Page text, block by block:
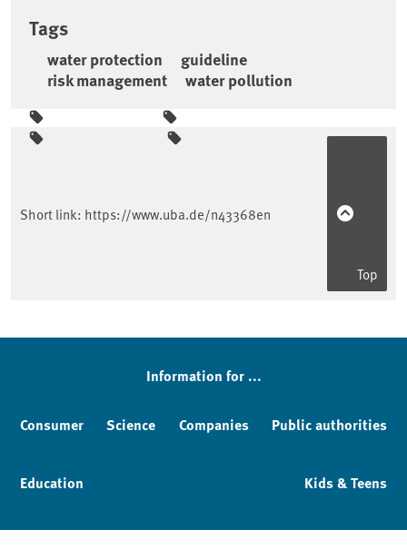
Tags
water protection
guideline
risk management
water pollution
Sidebar
Short link: https://www.uba.de/n43368en
Top
Information for ...
Consumer Science Companies Public authorities
Education Kids & Teens